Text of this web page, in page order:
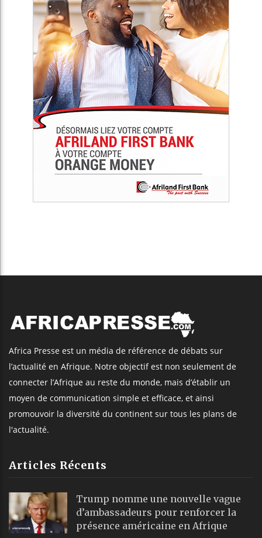
Africa Presse est un média de référence de débats sur
l’actualité en Afrique. Notre objectif est non seulement de
connecter l’Afrique au reste du monde, mais d’établir un
moyen de communication simple et efficace, et ainsi
promouvoir la diversité du continent sur tous les plans de
l'actualité.
Articles Récents
Trump nomme une nouvelle vague
d’ambassadeurs pour renforcer la
présence américaine en Afrique